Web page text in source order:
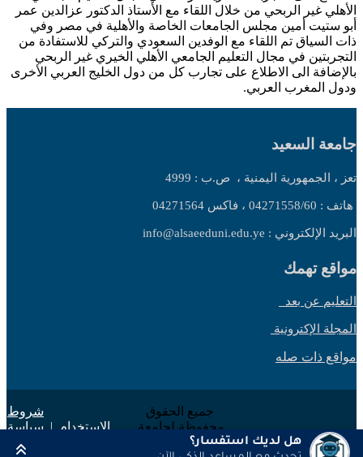
هل لديك استفسار؟
الأهلي غير الربحي من خلال اللقاء مع اﻷستاذ الدكتور عزالدين عمر
أبو ستيت أمين مجلس الجامعات الخاصة واﻷهلية في مصر وفي
ذات السياق تم اللقاء مع الوفدين السعودي والتركي للاستفادة من
التجربتين في مجال التعليم الجامعي اﻷهلي الخيري غير الربحي
باﻹضافة الى الاطلاع على تجارب كل من دول الخليج العربي اﻷخرى
ودول المغرب العربي.
جامعة السعيد
تعز ، الجمهورية اليمنية ، ص.ب : 4999
هاتف : 04271558/60 ، فاكس 04271564
البريد الإلكتروني : info@alsaeeduni.edu.ye
مواقع تهمك
التعليم عن بعد
المجلة الإكترونية
مواقع ذات صله
جميع الحقوق
محفوظة لجامعة
السعيد 2025 ©
شروط
الاستخدام
| سياسة
الخصوصية